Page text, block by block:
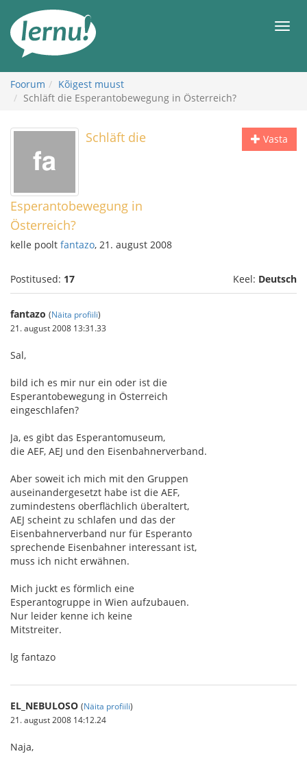
juurde
Foorum
Kõigest muust
Schläft die Esperantobewegung in Österreich?
Vasta
Schläft die
Esperantobewegung in
Österreich?
kelle poolt fantazo, 21. august 2008
Postitused: 17 Keel: Deutsch
fantazo (Näita profiili)
21. august 2008 13:31.33
Sal,
bild ich es mir nur ein oder ist die
Esperantobewegung in Österreich
eingeschlafen?
Ja, es gibt das Esperantomuseum,
die AEF, AEJ und den Eisenbahnerverband.
Aber soweit ich mich mit den Gruppen
auseinandergesetzt habe ist die AEF,
zumindestens oberflächlich überaltert,
AEJ scheint zu schlafen und das der
Eisenbahnerverband nur für Esperanto
sprechende Eisenbahner interessant ist,
muss ich nicht erwähnen.
Mich juckt es förmlich eine
Esperantogruppe in Wien aufzubauen.
Nur leider kenne ich keine
Mitstreiter.
lg fantazo
EL_NEBULOSO (Näita profiili)
21. august 2008 14:12.24
Naja,